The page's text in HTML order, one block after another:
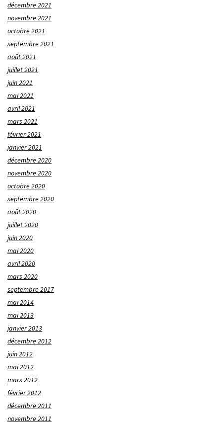
décembre 2021
novembre 2021
octobre 2021
septembre 2021
août 2021
juillet 2021
juin 2021
mai 2021
avril 2021
mars 2021
février 2021
janvier 2021
décembre 2020
novembre 2020
octobre 2020
septembre 2020
août 2020
juillet 2020
juin 2020
mai 2020
avril 2020
mars 2020
septembre 2017
mai 2014
mai 2013
janvier 2013
décembre 2012
juin 2012
mai 2012
mars 2012
février 2012
décembre 2011
novembre 2011